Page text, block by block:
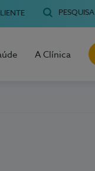
PESQUISA
A Clínica